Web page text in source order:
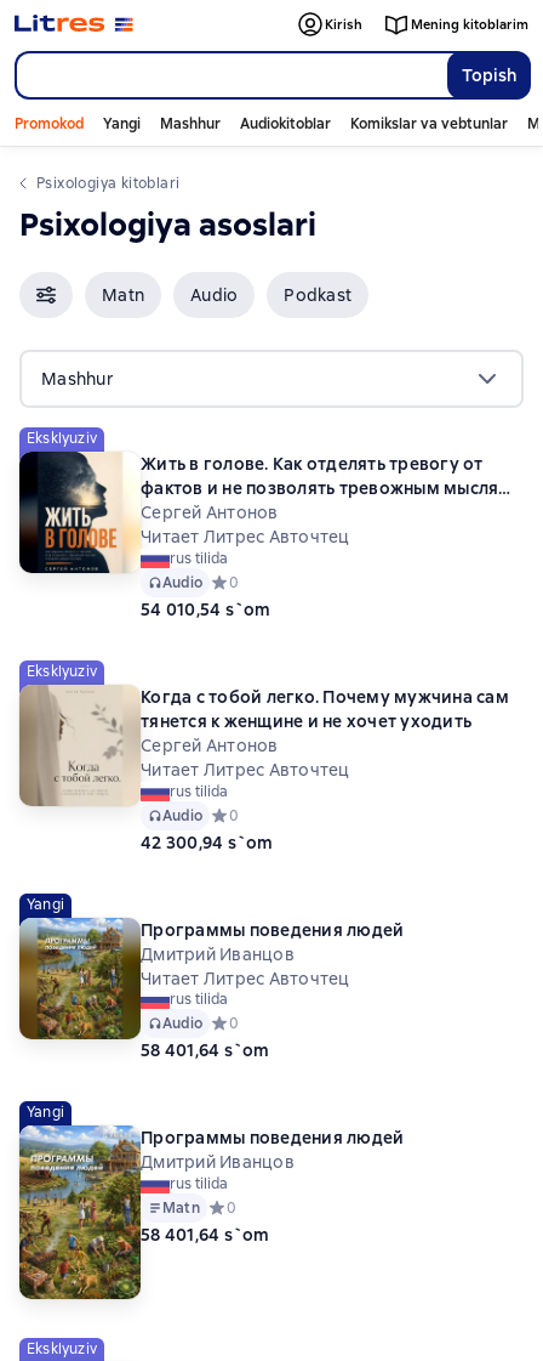
Topish
Kirish Mening kitoblarim
Promokod Yangi Mashhur Audiokitoblar Komikslar va vebtunlar
psixologiya kitoblari
psixologiya asoslari
Matn Audio Podkast
Mashhur
Eksklyuziv
Жить в голове. Как отделять тревогу от
фактов и не позволять тревожным мыслям
управлять вашей жизнью
Сергей Антонов
Читает Литрес Авточтец
rus tilida
Audio Средний рейтинг 0 на основе 0 оценок
0
54 010,54 s`om
Eksklyuziv
Когда с тобой легко. Почему мужчина сам
тянется к женщине и не хочет уходить
Сергей Антонов
Читает Литрес Авточтец
rus tilida
Audio Средний рейтинг 0 на основе 0 оценок
0
42 300,94 s`om
Yangi
Программы поведения людей
Дмитрий Иванцов
Читает Литрес Авточтец
rus tilida
Audio Средний рейтинг 0 на основе 0 оценок
0
58 401,64 s`om
Yangi
Программы поведения людей
Дмитрий Иванцов
rus tilida
Matn Средний рейтинг 0 на основе 0 оценок
0
58 401,64 s`om
Eksklyuziv